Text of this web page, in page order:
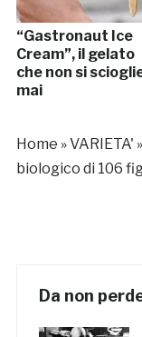
“Gastronaut Ice
Cream”, il gelato
che non si
mai
Home »VARIETA' »
biologico di 106
Da non